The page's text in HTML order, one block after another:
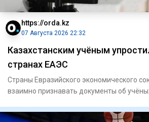
https://orda.kz
07 Августа 2026 22:32
Казахстанским учёным
странах ЕАЭС
Страны Евразийского экономического
взаимно признавать документы об